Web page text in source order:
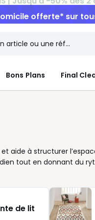
offerte*sur
Bons Plans Final
aide à structurer
tout en donnant du
formats, matières
ou style vintage : à
salon, à l’usage et à
plus de douceur,
de lit